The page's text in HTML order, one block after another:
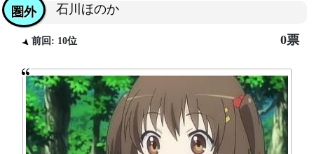
石川ほのか
圏外
前回: 10位 0票